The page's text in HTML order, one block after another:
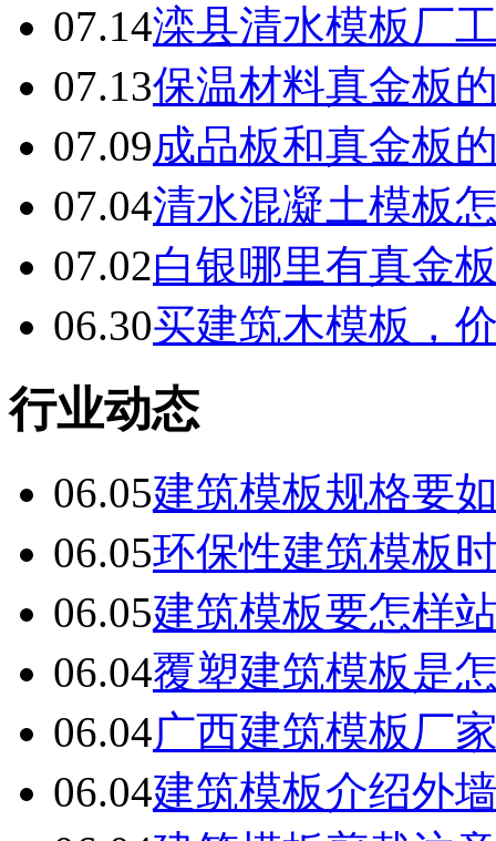
07.14滦县清水模板厂
07.13保温材料真金板
07.09成品板和真金板
07.04清水混凝土模板
07.02白银哪里有真金
06.30买建筑木模板，
行业动态
06.05建筑模板规格要
06.05环保性建筑模板
06.05建筑模板要怎样
06.04覆塑建筑模板是
06.04广西建筑模板厂
06.04建筑模板介绍外